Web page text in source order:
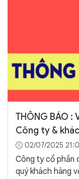
THÔNG BÁO
Công ty &
hành chính
02/07/2025
Công ty cổ phần
quý khách hàng